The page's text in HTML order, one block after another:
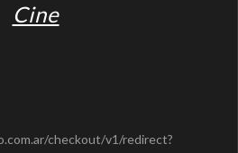
Cine
checkout/v1/redirect?